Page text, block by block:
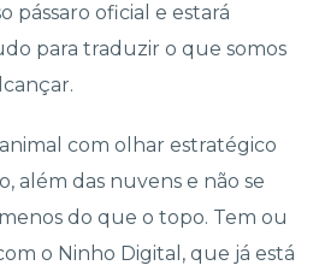
pássaro oficial e estará
para traduzir o que somos
com olhar estratégico
além das nuvens e não se
do que o topo. Tem ou
o Ninho Digital, que já está